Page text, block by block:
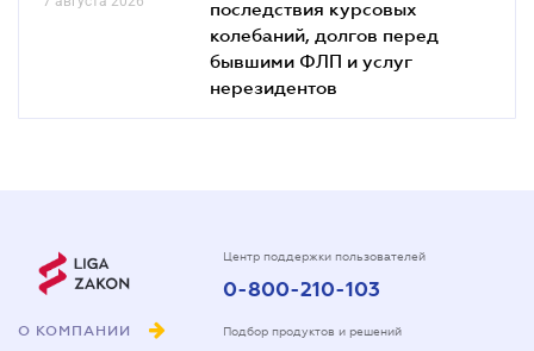
последствия курсовых
колебаний, долгов перед
бывшими ФЛП и услуг
нерезидентов
О КОМПАНИИ
Центр поддержки пользователей
0-800-210-103
Подбор продуктов и решений